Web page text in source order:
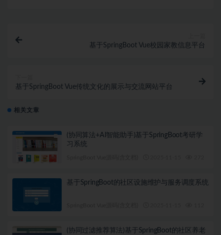
基于SpringBoot Vue校园家教信息平台
基于SpringBoot Vue传统文化的展示与交流网站平台
相关文章
(协同算法+AI智能助手)基于SpringBoot考研学
习系统
基于SpringBoot的社区设施维护与服务调度系统
(协同过滤推荐算法)基于SpringBoot的社区养老